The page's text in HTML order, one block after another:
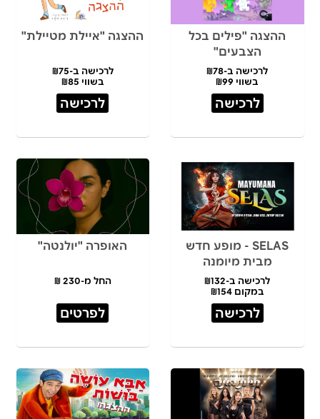
ההצגה "פילים בכל
הצבעים"
לרכישה ב-₪78
בשווי ₪99
לרכישה
ההצגה "איילת מטיילת"
לרכישה ב-₪75
בשווי ₪85
לרכישה
SELAS - מופע חדש
מבית מיומנה
לרכישה ב-₪132
במקום ₪154
לרכישה
האופרה "יולנטה"
החל מ-230 ₪
לפרטים